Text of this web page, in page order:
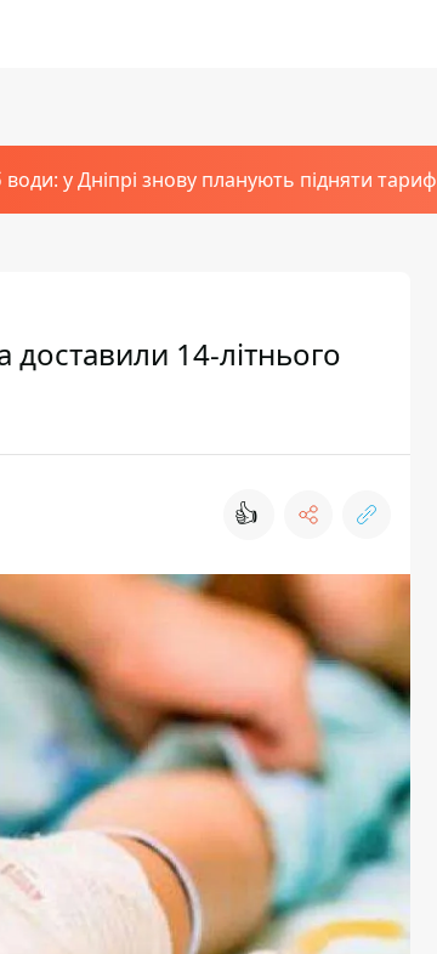
у Дніпрі знову планують підняти тариф
доставили 14-літнього
👍